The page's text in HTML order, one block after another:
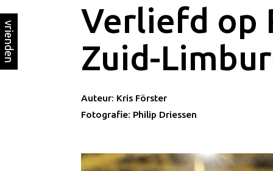
vrienden
Verliefd op
Zuid-
Auteur: Kris Förster
Fotografie: Philip Driessen